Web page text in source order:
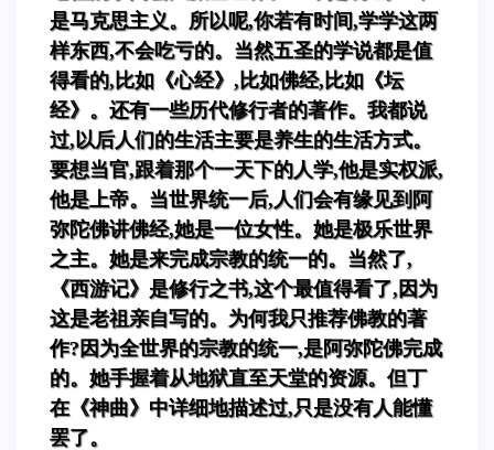
是马克思主义。所以呢,你若有时间,学学这两
样东西,不会吃亏的。当然五圣的学说都是值
得看的,比如《心经》,比如佛经,比如《坛
经》。还有一些历代修行者的著作。我都说
过,以后人们的生活主要是养生的生活方式。
要想当官,跟着那个一天下的人学,他是实权派,
他是上帝。当世界统一后,人们会有缘见到阿
弥陀佛讲佛经,她是一位女性。她是极乐世界
之主。她是来完成宗教的统一的。当然了,
《西游记》是修行之书,这个最值得看了,因为
这是老祖亲自写的。为何我只推荐佛教的著
作?因为全世界的宗教的统一,是阿弥陀佛完成
的。她手握着从地狱直至天堂的资源。但丁
在《神曲》中详细地描述过,只是没有人能懂
罢了。